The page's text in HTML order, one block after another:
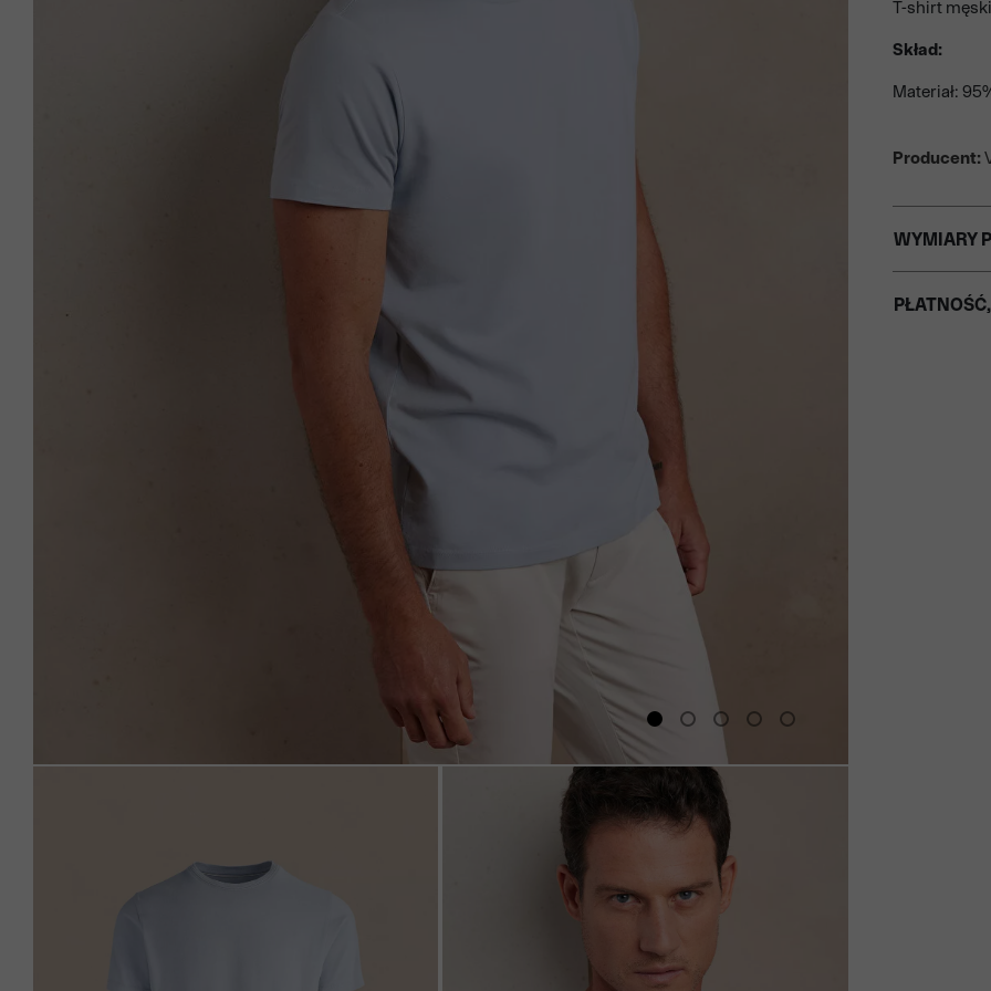
T-shirt
Skład:
Materiał:
Producent:
WYMIARY